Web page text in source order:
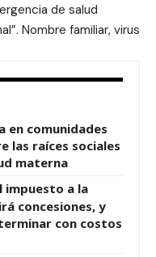
de salud
Nombre familiar, virus
en comunidades
las raíces sociales
materna
impuesto a la
concesiones, y
con costos